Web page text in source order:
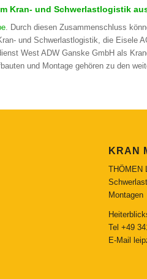
Kran- und Schwerlastlogistik
. Durch diesen Zusammenschluss
und Schwerlastlogistik, die Eisele
West ADW Ganske GmbH als
und Montage gehören zu den
KRAN
THÖMEN
Montagen
Tel +49
E-Mail